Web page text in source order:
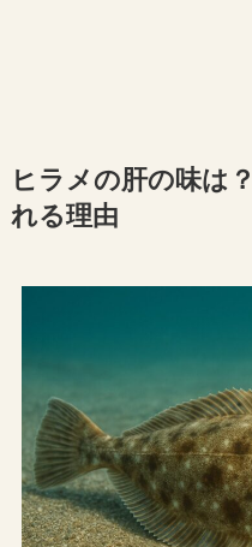
ヒラメの肝の味は
れる理由